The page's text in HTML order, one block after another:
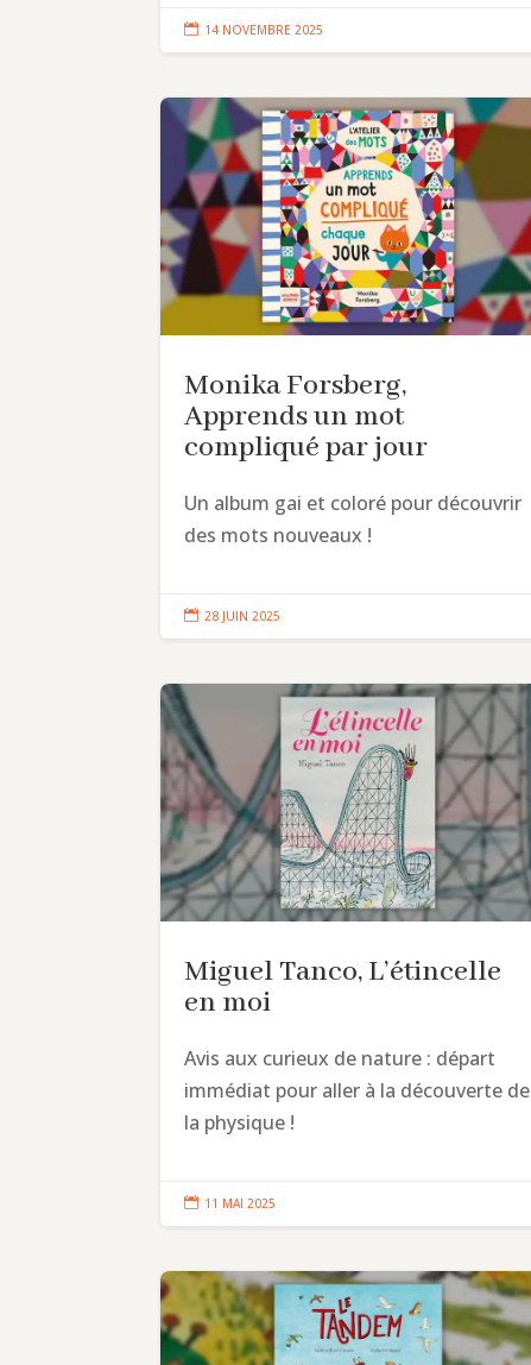
 14 NOVEMBRE 2025
Monika Forsberg,
Apprends un mot
compliqué par jour
Un album gai et coloré pour découvrir
des mots nouveaux !
 28 JUIN 2025
Miguel Tanco, L’étincelle
en moi
Avis aux curieux de nature : départ
immédiat pour aller à la découverte de
la physique !
 11 MAI 2025